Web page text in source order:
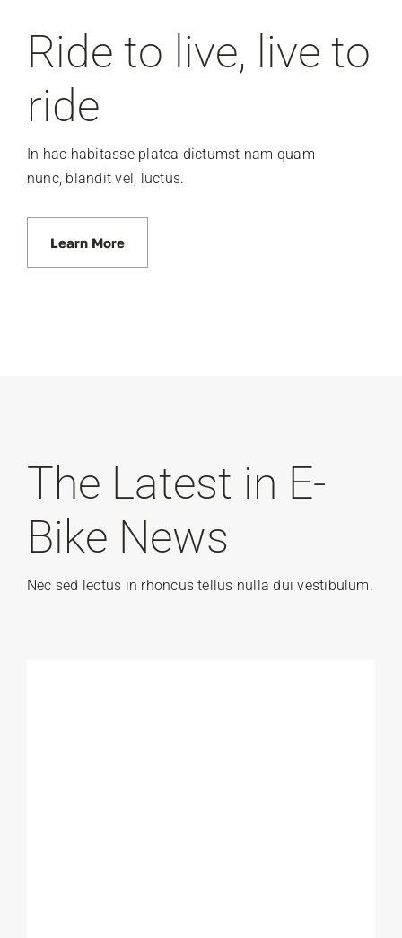
Ride to live, live to
ride
In hac habitasse platea dictumst nam quam
nunc, blandit vel, luctus.
Learn More
The Latest in E-
Bike News
Nec sed lectus in rhoncus tellus nulla dui vestibulum.